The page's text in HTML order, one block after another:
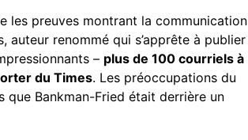
les preuves montrant la communication
auteur renommé qui s’apprête à publier
– plus de 100 courriels à
du Times. Les préoccupations du
Bankman-Fried était derrière un